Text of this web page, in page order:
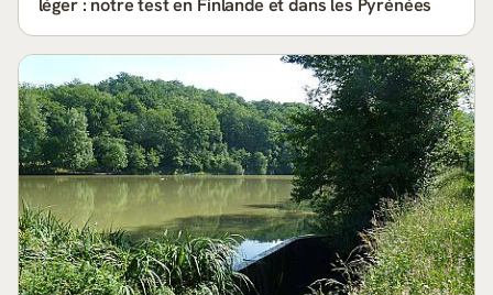
léger : notre test en Finlande et dans les Pyrénées